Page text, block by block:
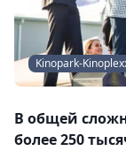
Kinopark-
В общей
более 250